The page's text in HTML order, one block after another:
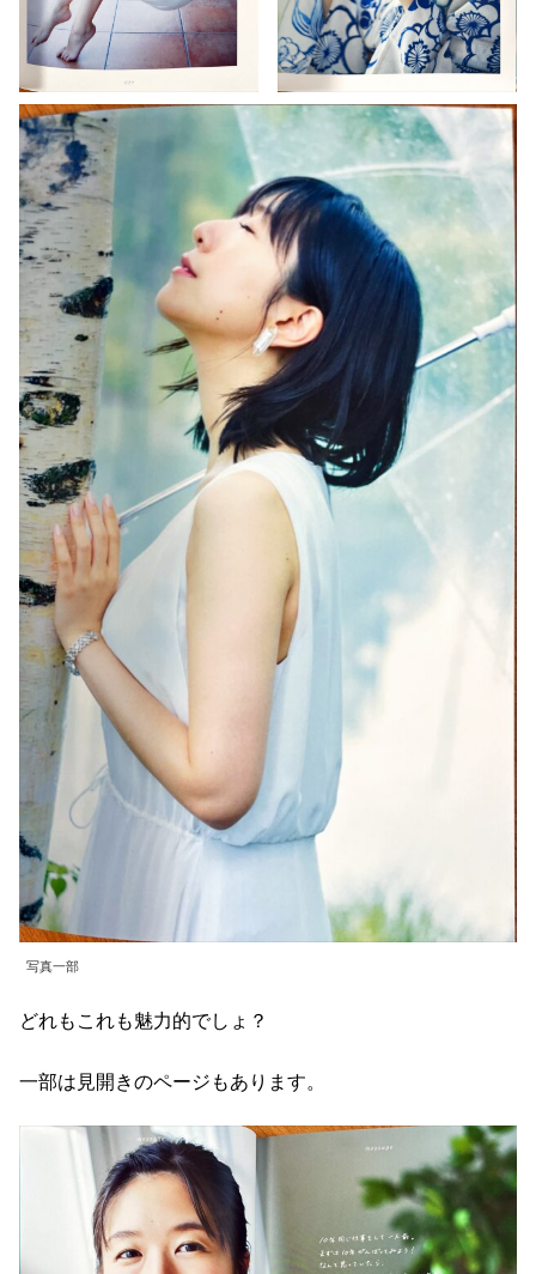
写真一部
どれもこれも魅力的でしょ？
一部は見開きのページもあります。